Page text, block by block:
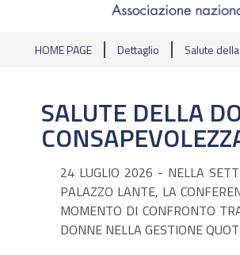
HOME PAGE Dettaglio Salute
SALUTE DELLA
24 LUGLIO 2026 - NELLA
PALAZZO LANTE, LA
MOMENTO DI CONFRONTO
DONNE NELLA GESTIONE